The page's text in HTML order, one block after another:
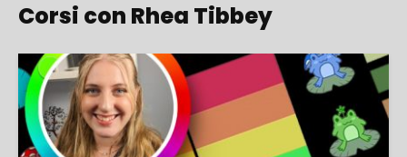
Corsi con Rhea Tibbey